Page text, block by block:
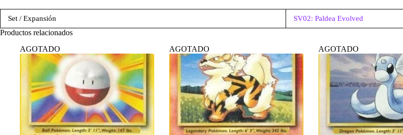
Set / Expansión SV02: Paldea Evolved
Productos relacionados
AGOTADO
AGOTADO AGOTADO